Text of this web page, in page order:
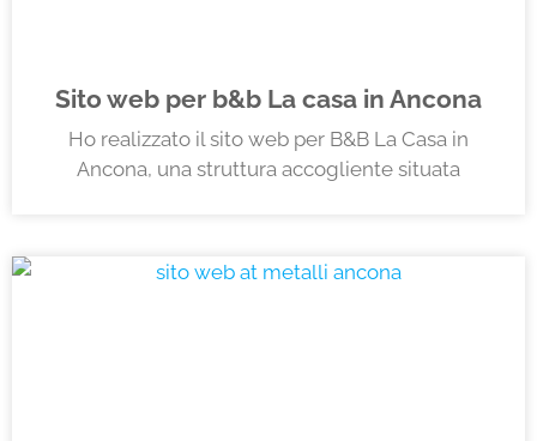
Sito web per b&b La casa in Ancona
Ho realizzato il sito web per B&B La Casa in
Ancona, una struttura accogliente situata